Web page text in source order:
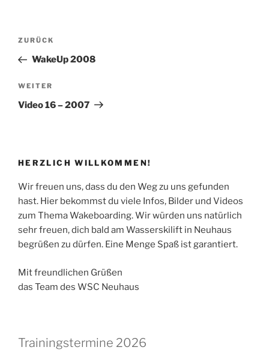
Beitragsnavigation
Vorheriger
Beitrag
ZURÜCK
WakeUp 2008
Nächster
Beitrag
WEITER
Video 16 – 2007
HERZLICH WILLKOMMEN!
Wir freuen uns, dass du den Weg zu uns gefunden
hast. Hier bekommst du viele Infos, Bilder und Videos
zum Thema Wakeboarding. Wir würden uns natürlich
sehr freuen, dich bald am Wasserskilift in Neuhaus
begrüßen zu dürfen. Eine Menge Spaß ist garantiert.
Mit freundlichen Grüßen
das Team des WSC Neuhaus
Trainingstermine 2026